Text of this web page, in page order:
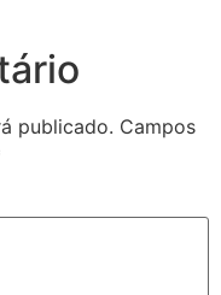
publicado. Campos